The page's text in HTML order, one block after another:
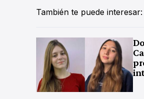
También te puede interesar: